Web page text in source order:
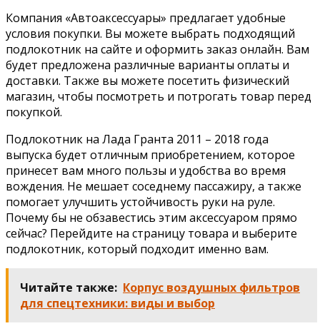
Компания «Автоаксессуары» предлагает удобные
условия покупки. Вы можете выбрать подходящий
подлокотник на сайте и оформить заказ онлайн. Вам
будет предложена различные варианты оплаты и
доставки. Также вы можете посетить физический
магазин, чтобы посмотреть и потрогать товар перед
покупкой.
Подлокотник на Лада Гранта 2011 – 2018 года
выпуска будет отличным приобретением, которое
принесет вам много пользы и удобства во время
вождения. Не мешает соседнему пассажиру, а также
помогает улучшить устойчивость руки на руле.
Почему бы не обзавестись этим аксессуаром прямо
сейчас? Перейдите на страницу товара и выберите
подлокотник, который подходит именно вам.
Читайте также: Корпус воздушных фильтров
для спецтехники: виды и выбор